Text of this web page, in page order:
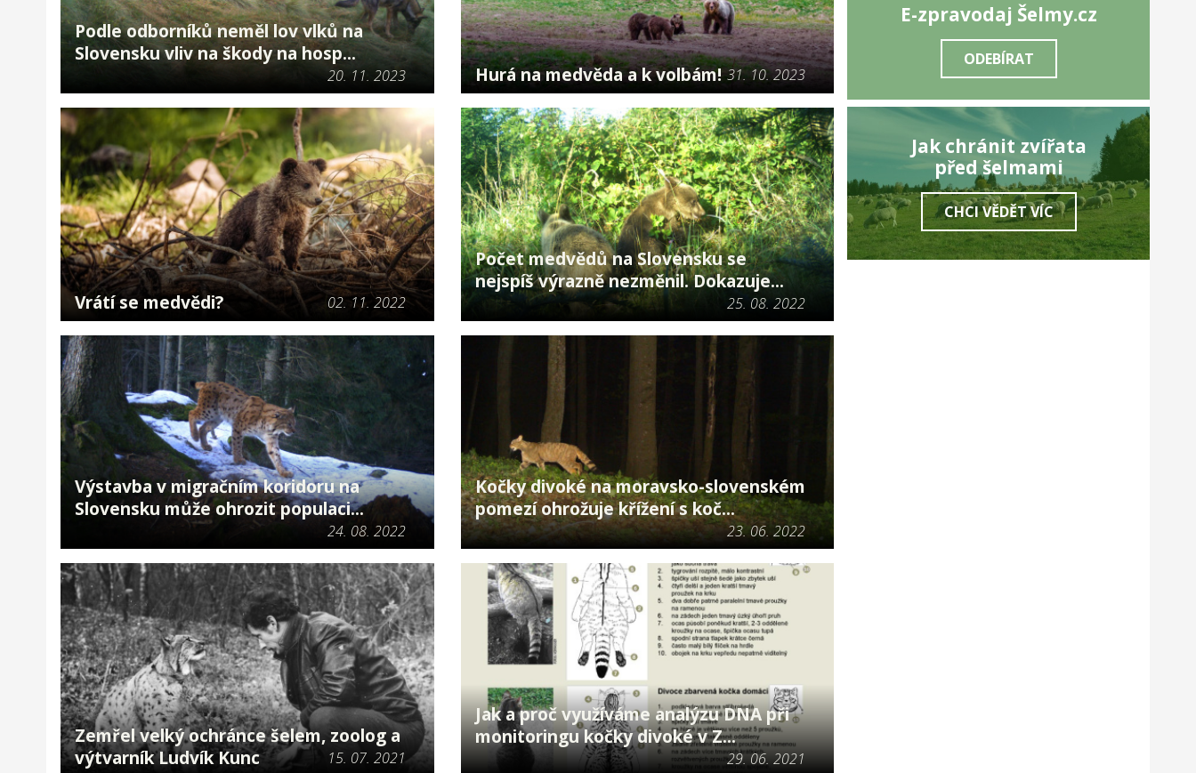
Podle odborníků neměl lov vlků na
Slovensku vliv na škody na hosp...
20. 11. 2023 Hurá na medvěda a k volbám! 31. 10. 2023
Vrátí se medvědi? 02. 11. 2022
Počet medvědů na Slovensku se
nejspíš výrazně nezměnil. Dokazuje...
25. 08. 2022
Výstavba v migračním koridoru na
Slovensku může ohrozit populaci...
24. 08. 2022
Kočky divoké na moravsko-slovenském
pomezí ohrožuje křížení s koč...
23. 06. 2022
Zemřel velký ochránce šelem, zoolog a
výtvarník Ludvík Kunc
15. 07. 2021
Jak a proč využíváme analýzu DNA při
monitoringu kočky divoké v Z...
29. 06. 2021
E-zpravodaj Šelmy.cz
ODEBÍRAT
Jak chránit zvířata
před šelmami
CHCI VĚDĚT VÍC